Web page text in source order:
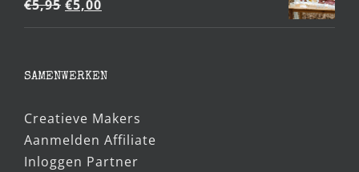
€5,95 Oorspronkelijke
prijs
€5,95.
€5,00
prijs
€5,00.
SAMENWERKEN
Creatieve Makers
Aanmelden Affiliate
Inloggen Partner